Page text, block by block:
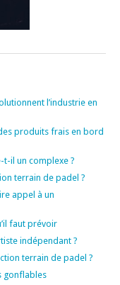
l’industrie en
produits frais en bord
t-il un complexe ?
terrain de padel ?
appel à un
faut prévoir
indépendant ?
terrain de padel ?
gonflables